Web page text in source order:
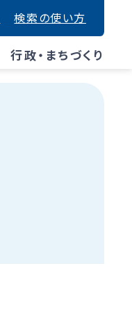
行政・まちづくり
検索の使い方